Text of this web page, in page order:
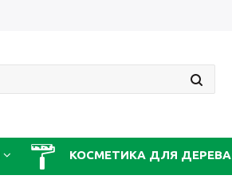
КОСМЕТИКА ДЛЯ ДЕРЕВА